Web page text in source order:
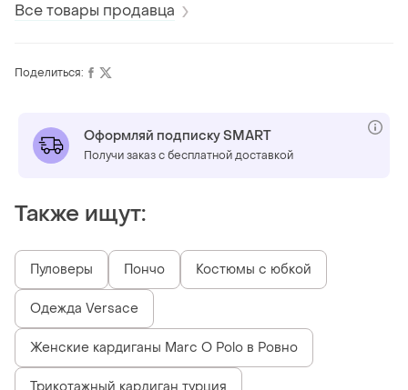
Все товары продавца
Поделиться:
Оформляй подписку SMART
Получи заказ с бесплатной доставкой
Также ищут:
Пуловеры Пончо Костюмы с юбкой
Одежда Versace
Женские кардиганы Marc O Polo в Ровно